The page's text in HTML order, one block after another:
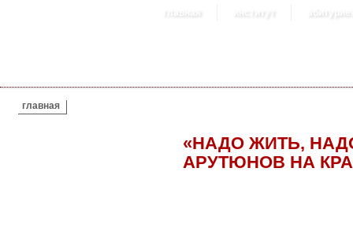
главная институт
ВЫ ЗДЕСЬ
главная
«НАДО ЖИТЬ,
АРУТЮНОВ НА